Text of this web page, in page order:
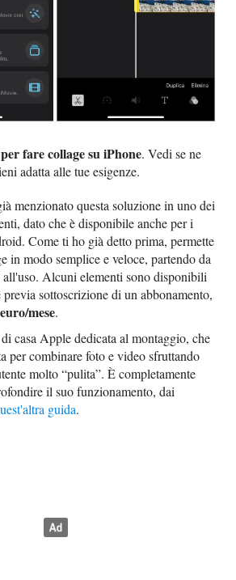
fare collage su iPhone. Vedi se ne
adatta alle tue esigenze.
menzionato questa soluzione in uno dei
dato che è disponibile anche per i
Come ti ho già detto prima, permette
in modo semplice e veloce, partendo da
all'uso. Alcuni elementi sono disponibili
previa sottoscrizione di un abbonamento,
mese.
casa Apple dedicata al montaggio, che
per combinare foto e video sfruttando
molto “pulita”. È completamente
il suo funzionamento, dai
guida.